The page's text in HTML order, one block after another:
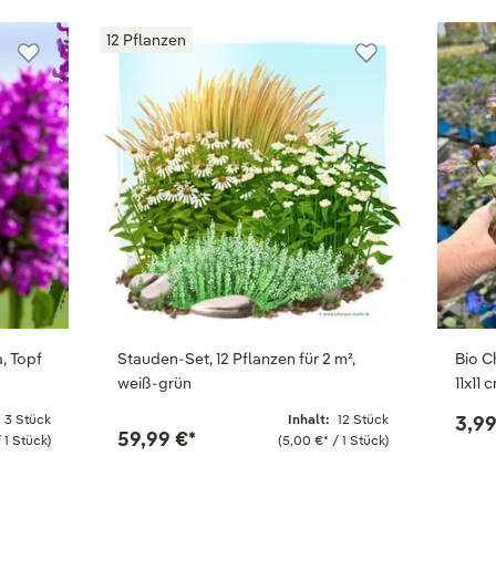
Topf
3 Stück
Stück)
12 Pflanzen
Stauden-Set, 12 Pflanzen für 2 m²,
weiß-grün
Inhalt: 12 Stück
(5,00 €* / 1 Stück)
59,99 €*
Bio
11x11